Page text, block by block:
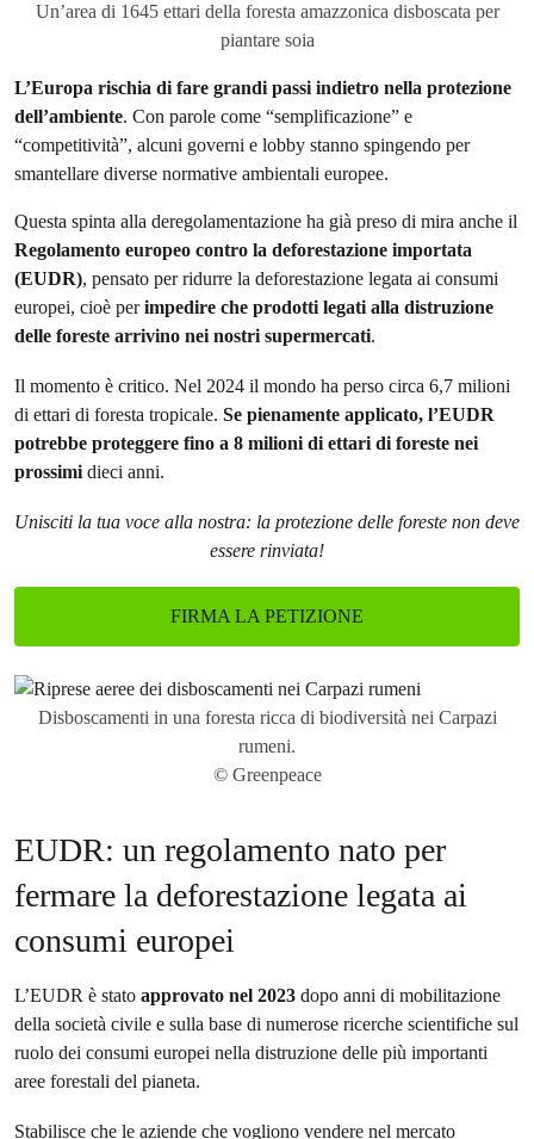
Un’area di 1645 ettari della foresta amazzonica disboscata per
piantare soia
L’Europa rischia di fare grandi passi indietro nella protezione
dell’ambiente. Con parole come “semplificazione” e
“competitività”, alcuni governi e lobby stanno spingendo per
smantellare diverse normative ambientali europee.
Questa spinta alla deregolamentazione ha già preso di mira anche il
Regolamento europeo contro la deforestazione importata
(EUDR), pensato per ridurre la deforestazione legata ai consumi
europei, cioè perimpedire che prodotti legati alla distruzione
delle foreste arrivino nei nostri supermercati.
Il momento è critico. Nel 2024 il mondo ha perso circa 6,7 milioni
di ettari di foresta tropicale. Se pienamente applicato, l’EUDR
potrebbe proteggere fino a 8 milioni di ettari di foreste nei
prossimidieci anni.
Unisciti la tua voce alla nostra: la protezione delle foreste non deve
essere rinviata!
FIRMA LA PETIZIONE
Disboscamenti in una foresta ricca di biodiversità nei Carpazi
rumeni.
© Greenpeace
EUDR: un regolamento nato per
fermare la deforestazione legata ai
consumi europei
L’EUDR è stato approvato nel 2023 dopo anni di mobilitazione
della società civile e sulla base di numerose ricerche scientifiche sul
ruolo dei consumi europei nella distruzione delle più importanti
aree forestali del pianeta.
Stabilisce che le aziende che vogliono vendere nel mercato